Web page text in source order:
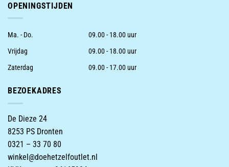
OPENINGSTIJDEN
Ma. - Do.
09.00 - 18.00 uur
Vrijdag
09.00 - 18.00 uur
Zaterdag
09.00 - 17.00 uur
BEZOEKADRES
De Dieze 24
8253 PS Dronten
0321 – 33 70 80
winkel@doehetzelfoutlet.nl